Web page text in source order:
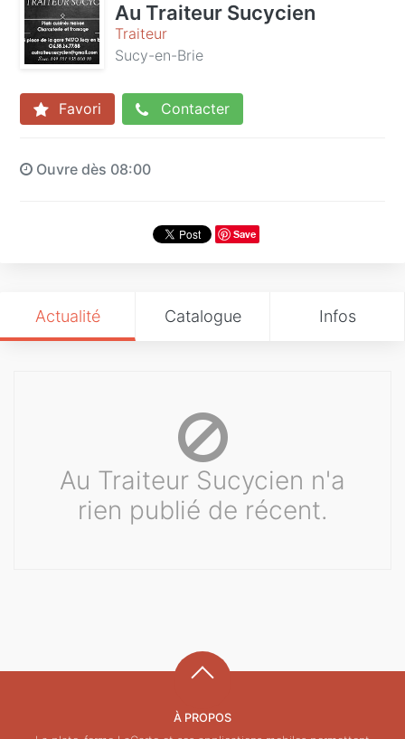
Au Traiteur Sucycien
Traiteur
Sucy-en-Brie
Favori Contacter
Ouvre dès 08:00
Save
Actualité Catalogue Infos
Au Traiteur Sucycien n'a
rien publié de récent.
À PROPOS